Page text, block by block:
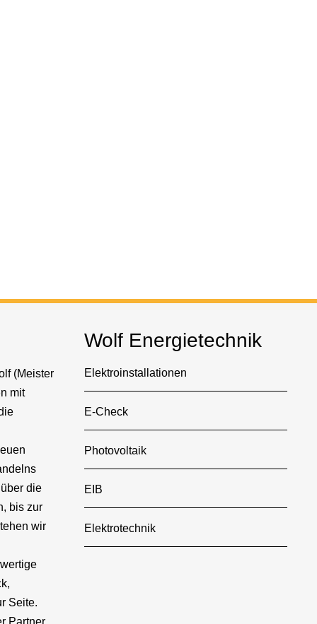
(Meister
mit
die
bis zur
wir
Seite.
Partner
Wolf Energietechnik
Elektroinstallationen
E-Check
Photovoltaik
EIB
Elektrotechnik